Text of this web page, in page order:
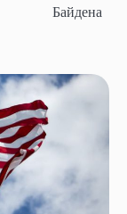
Байдена